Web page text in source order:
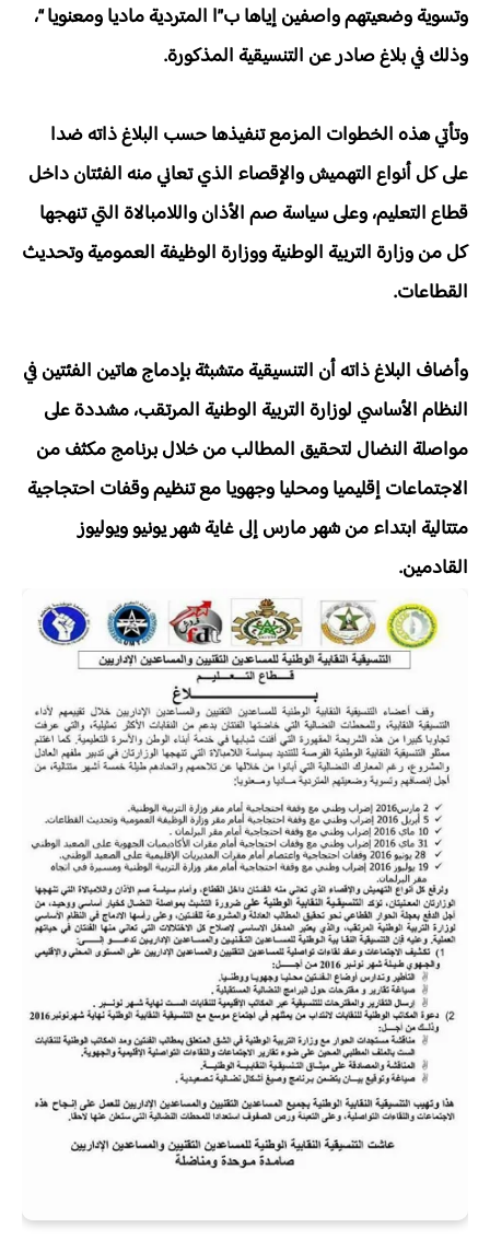
وتسوية وضعيتهم واصفين إياها ب”ا المتردية ماديا ومعنويا “،
وذلك في بلاغ صادر عن التنسيقية المذكورة.
وتأتي هذه الخطوات المزمع تنفيذها حسب البلاغ ذاته ضدا
على كل أنواع التهميش والإقصاء الذي تعاني منه الفئتان داخل
قطاع التعليم، وعلى سياسة صم الأذان واللامبالاة التي تنهجها
كل من وزارة التربية الوطنية ووزارة الوظيفة العمومية وتحديث
القطاعات.
وأضاف البلاغ ذاته أن التنسيقية متشبثة بإدماج هاتين الفئتين في
النظام الأساسي لوزارة التربية الوطنية المرتقب، مشددة على
مواصلة النضال لتحقيق المطالب من خلال برنامج مكثف من
الاجتماعات إقليميا ومحليا وجهويا مع تنظيم وقفات احتجاجية
متتالية ابتداء من شهر مارس إلى غاية شهر يونيو ويوليوز
القادمين.